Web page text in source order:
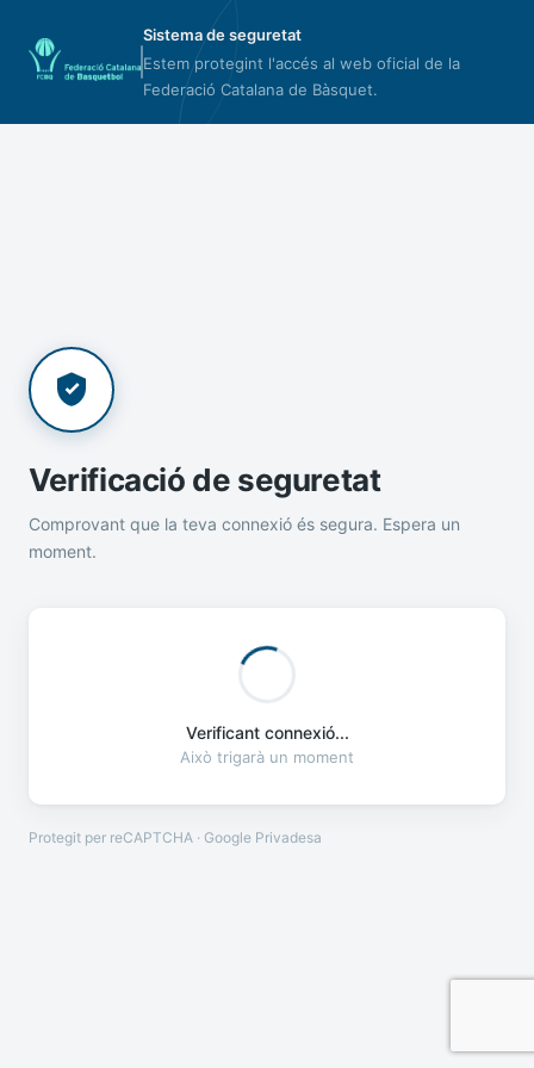
Sistema de seguretat
Estem protegint l'accés al web oficial de la
Federació Catalana de Bàsquet.
Verificació de seguretat
Comprovant que la teva connexió és segura. Espera un
moment.
Verificant connexió...
Això trigarà un moment
Protegit per reCAPTCHA · Google Privadesa